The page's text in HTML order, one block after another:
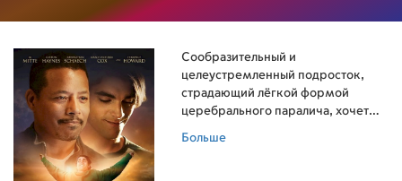
Сообразительный и
целеустремленный подросток,
страдающий лёгкой формой
церебрального паралича, хочет
Больше